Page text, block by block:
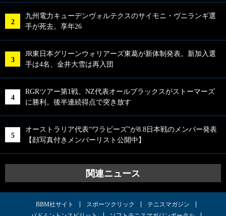
九州電力キューデンヴォルテクスのサイモニ・ヴニランギ選
手が死去。享年26
JR東日本グリーンウォリアーズ東葛が新体制発表。新加入選
手は4名、金井大雪は再入団
RGRツアー第1戦、NZ代表オールブラックスがストーマーズ
に勝利。後半連続得点で突き放す
オーストラリア代表“ワラビーズ”が8.8日本戦のメンバー発表
【顔写真付きメンバーリスト公開中】
関連ニュース
BBM社サイト スポーツクリック
テニスマガジン